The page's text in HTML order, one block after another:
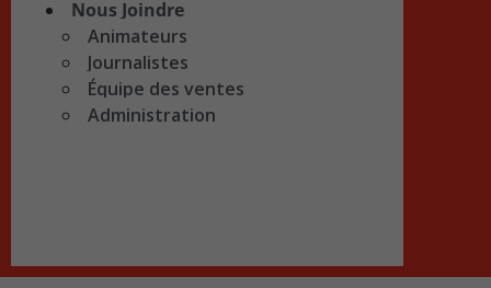
Nous Joindre
Animateurs
Journalistes
Équipe des ventes
Administration